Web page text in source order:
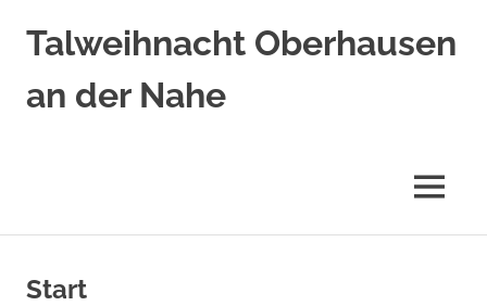
InhaltTalweihnacht Oberhausen
an der Nahe
MENÜ
Start